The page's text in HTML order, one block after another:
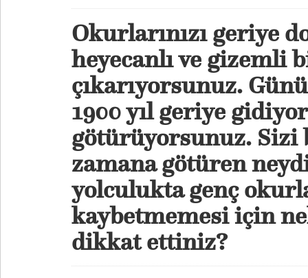
Okurlarınızı geriye
heyecanlı ve gizemli
çıkarıyorsunuz.
1900 yıl geriye
götürüyorsunuz. Sizi
zamana götüren
yolculukta genç
kaybetmemesi için
dikkat ettiniz?